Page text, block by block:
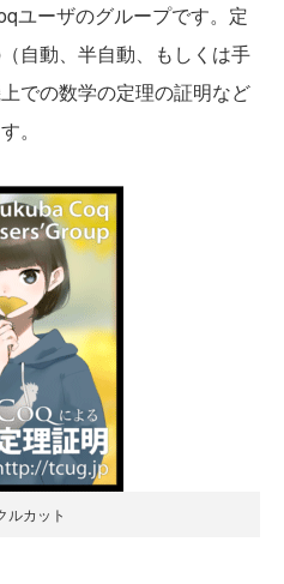
ユーザのグループです。定
自動、半自動、もしくは手
での数学の定理の証明など
。
ルカット